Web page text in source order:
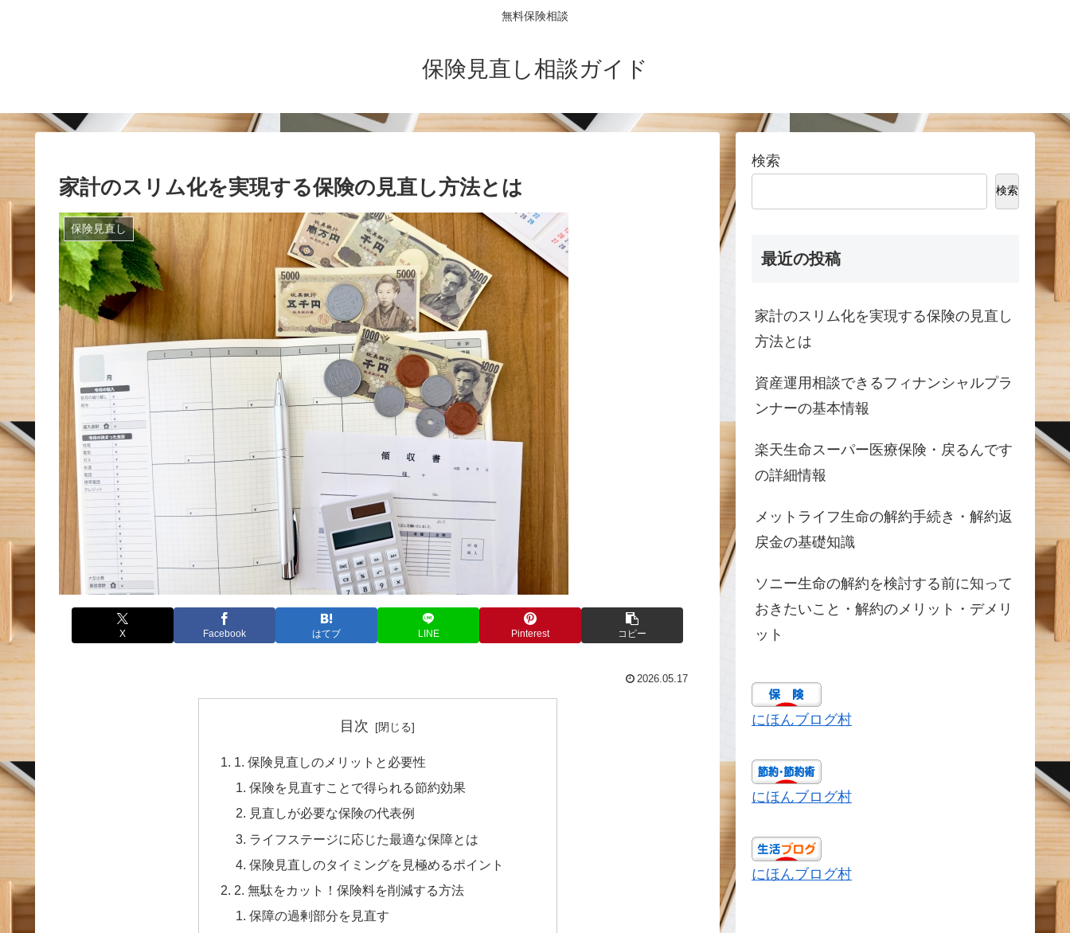
無料保険相談
保険見直し相談ガイド
家計のスリム化を実現する保険の見直し方法とは
保険見直し
X Facebook はてブ LINE Pinterest コピー
2026.05.17
目次
1. 保険見直しのメリットと必要性
保険を見直すことで得られる節約効果
見直しが必要な保険の代表例
ライフステージに応じた最適な保障とは
保険見直しのタイミングを見極めるポイント
2. 無駄をカット！保険料を削減する方法
保障の過剰部分を見直す
検索
検索
最近の投稿
家計のスリム化を実現する保険の見直し
方法とは
資産運用相談できるフィナンシャルプラ
ンナーの基本情報
楽天生命スーパー医療保険・戻るんです
の詳細情報
メットライフ生命の解約手続き・解約返
戻金の基礎知識
ソニー生命の解約を検討する前に知って
おきたいこと・解約のメリット・デメリ
ット
にほんブログ村
にほんブログ村
にほんブログ村